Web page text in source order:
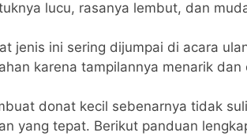
lucu, rasanya lembut, dan
jenis ini sering dijumpai di acara
karena tampilannya menarik
donat kecil sebenarnya tidak
yang tepat. Berikut panduan